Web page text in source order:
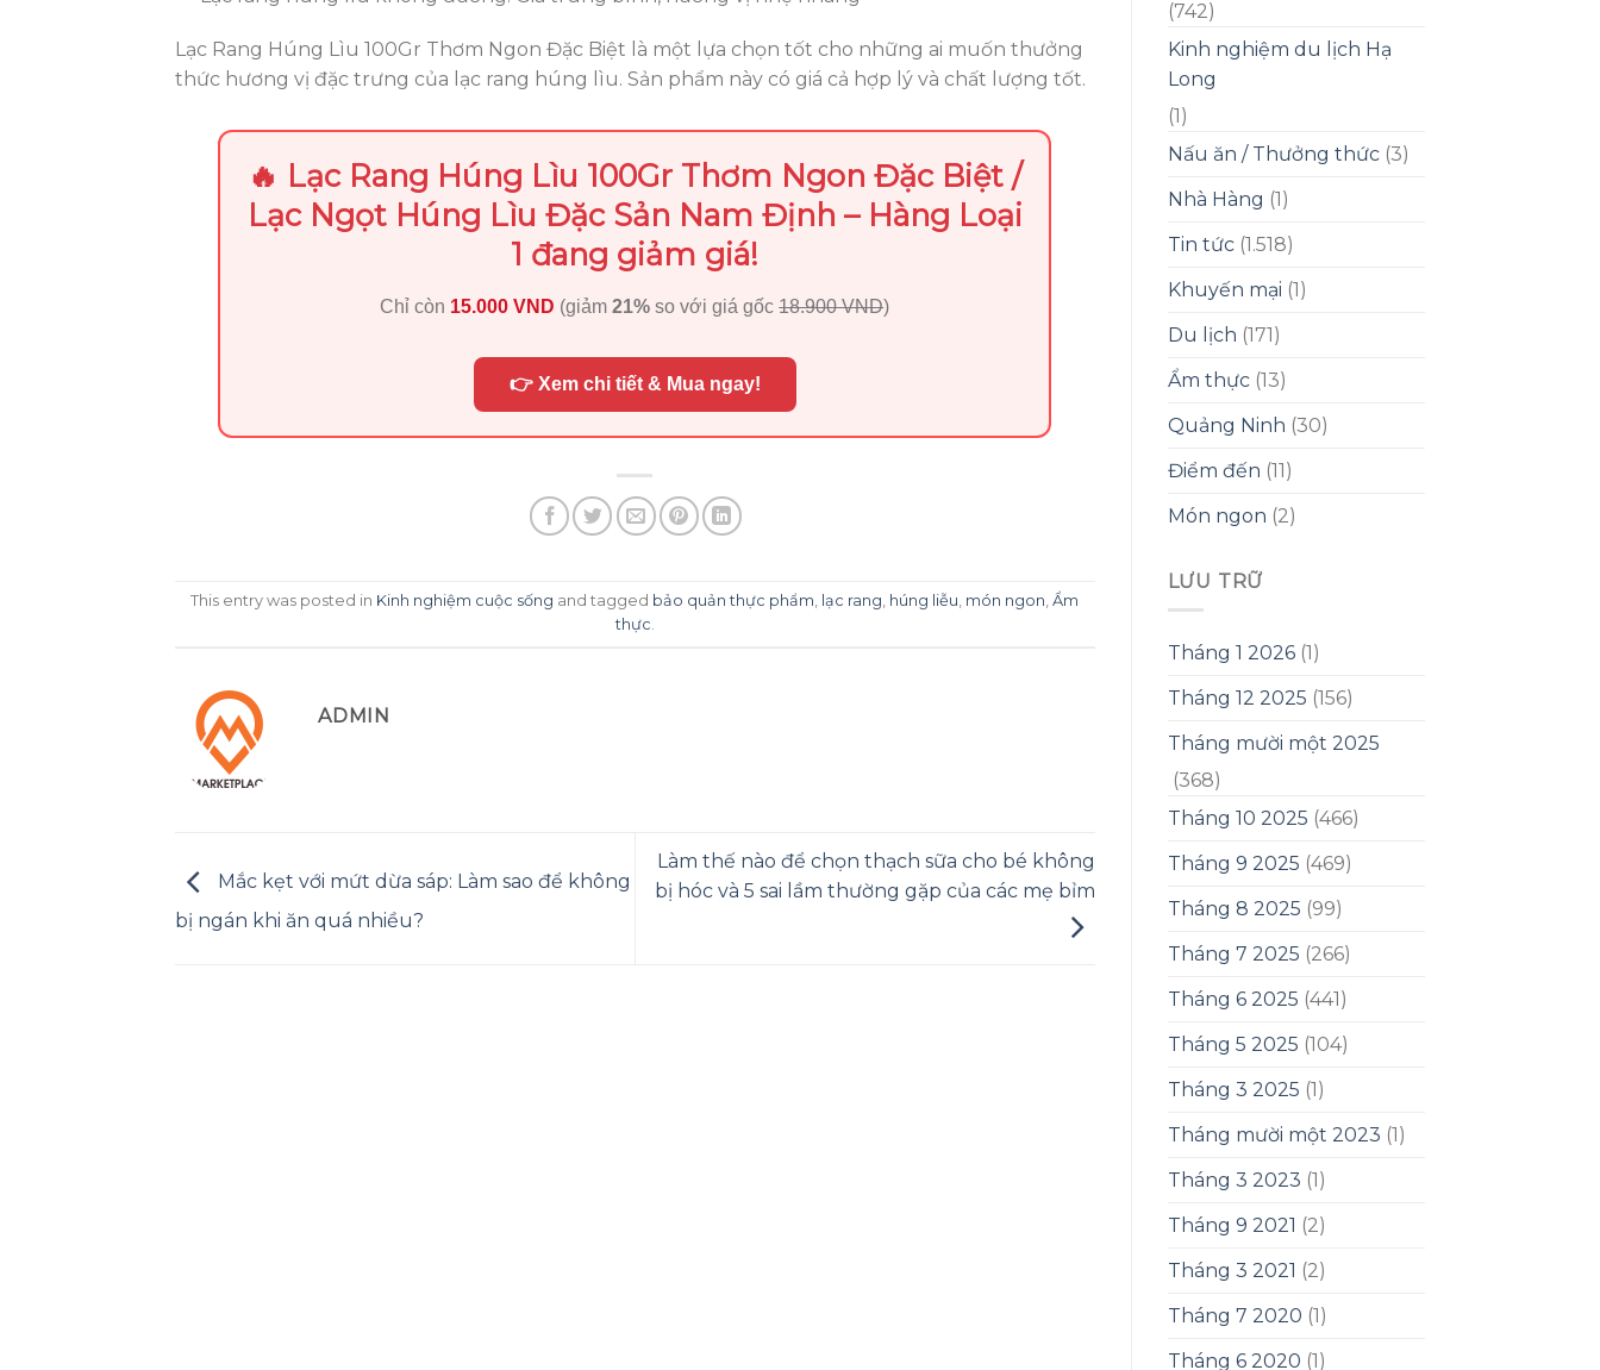
Lạc Rang Húng Lìu 100Gr Thơm Ngon Đặc Biệt là một lựa chọn tốt cho những ai muốn thưởng
thức hương vị đặc trưng của lạc rang húng lìu. Sản phẩm này có giá cả hợp lý và chất lượng tốt.
🔥 Lạc Rang Húng Lìu 100Gr Thơm Ngon Đặc Biệt /
Lạc Ngọt Húng Lìu Đặc Sản Nam Định – Hàng Loại
1 đang giảm giá!
Chỉ còn 15.000 VND (giảm21% so với giá gốc18.900 VND)
👉 Xem chi tiết & Mua ngay!
This entry was posted in Kinh nghiệm cuộc sống and tagged bảo quản thực phẩm lạc rang húng liễu món ngon ,Ẩm
thực
ADMIN
Mắc kẹt với mứt dừa sáp: Làm sao để không
bị ngán khi ăn quá nhiều?
Làm thế nào để chọn thạch sữa cho bé không
bị hóc và 5 sai lầm thường gặp của các mẹ bỉm
(742)
Kinh nghiệm du lịch Hạ
Long
(1)
Nấu ăn / Thưởng thức(3)
Nhà Hàng (1)
Tin tức(1.518)
Khuyến mại (1)
Du lịch (171)
Ẩm thực(13)
Quảng Ninh (30)
Điểm đến (11)
Món ngon (2)
LƯU TRỮ
Tháng 1 2026(1)
Tháng 12 2025 (156)
Tháng mười một 2025
(368)
Tháng 10 2025 (466)
Tháng 9 2025 (469)
Tháng 8 2025 (99)
Tháng 7 2025 (266)
Tháng 6 2025 (441)
Tháng 5 2025 (104)
Tháng 3 2025 (1)
Tháng mười một 2023 (1)
Tháng 3 2023 (1)
Tháng 9 2021 (2)
Tháng 3 2021 (2)
Tháng 7 2020 (1)
Tháng 6 2020 (1)